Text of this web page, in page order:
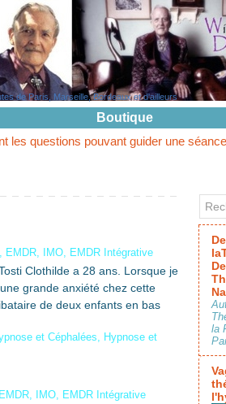
de Paris, Marseille, Bordeaux et d'ailleurs
Boutique
pouvant guider une séance de
EMDR, IMO, EMDR Intégrative
Clothilde a 28 ans. Lorsque je
grande anxiété chez cette
de deux enfants en bas
et Céphalées
Hypnose et
IMO, EMDR Intégrative
la